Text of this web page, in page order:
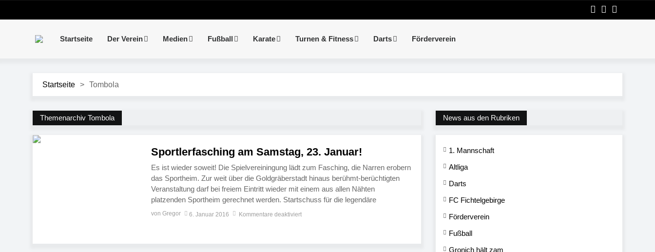
Startseite Der Verein Medien Fußball Karate Turnen & Fitness Darts Förderverein
Startseite > Tombola
Themenarchiv Tombola
Sportlerfasching am Samstag, 23. Januar!
Es ist wieder soweit! Die Spielvereiningung lädt zum Fasching, die Narren erobern
das Sportheim. Zur weit über die Goldgräberstadt hinaus berühmt-berüchtigten
Veranstaltung darf bei freiem Eintritt wieder mit einem aus allen Nähten
platzenden Sportheim gerechnet werden. Startschuss für die legendäre
Faschingsparty ist am Samstag, 23. Januar 2016, ab 19:46 Uhr im
von Gregor 6. Januar 2016 Kommentare deaktiviert
News aus den Rubriken
1. Mannschaft
Altliga
Darts
FC Fichtelgebirge
Förderverein
Fußball
Gronich hält zam